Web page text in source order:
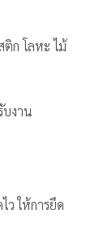
ก โลหะ ไม้
งาน
ว ให้การยึด